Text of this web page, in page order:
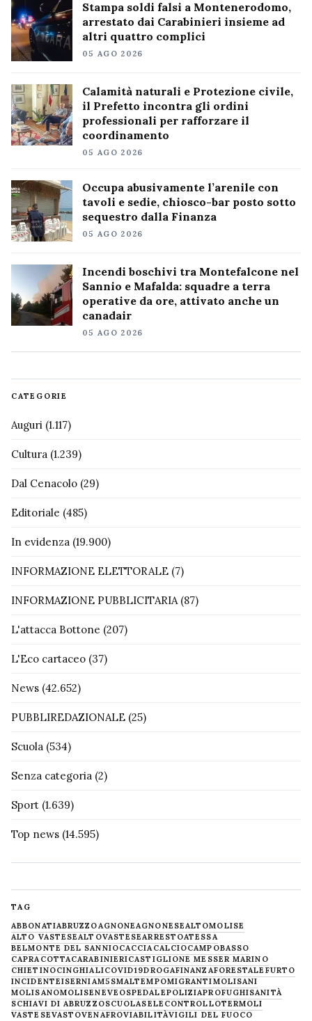
Stampa soldi falsi a Montenerodomo,
arrestato dai Carabinieri insieme ad
altri quattro complici
05 AGO 2026
Calamità naturali e Protezione civile,
il Prefetto incontra gli ordini
professionali per rafforzare il
coordinamento
05 AGO 2026
Occupa abusivamente l’arenile con
tavoli e sedie, chiosco-bar posto sotto
sequestro dalla Finanza
05 AGO 2026
Incendi boschivi tra Montefalcone nel
Sannio e Mafalda: squadre a terra
operative da ore, attivato anche un
canadair
05 AGO 2026
CATEGORIE
Auguri (1.117)
Cultura (1.239)
Dal Cenacolo (29)
Editoriale (485)
In evidenza (19.900)
INFORMAZIONE ELETTORALE (7)
INFORMAZIONE PUBBLICITARIA(87)
L'attacca Bottone (207)
L'Eco cartaceo (37)
News (42.652)
PUBBLIREDAZIONALE (25)
Scuola (534)
Senza categoria (2)
Sport (1.639)
Top news (14.595)
TAG
ABBONATIABRUZZOAGNONEAGNONESEALTOMOLISE
ALTO VASTESEALTOVASTESEARRESTOATESSA
BELMONTE DEL SANNIOCACCIACALCIOCAMPOBASSO
CAPRACOTTACARABINIERICASTIGLIONE MESSER MARINO
CHIETINOCINGHIALICOVID19DROGAFINANZAFORESTALE FURTO
INCIDENTEISERNIAM5SMALTEMPOMIGRANTIMOLISANI
MOLISANOMOLISENEVE OSPEDALEPOLIZIAPROFUGHISANITÀ
SCHIAVI DI ABRUZZOSCUOLASELECONTROLLOTERMOLI
VASTESEVASTOVENAFROVIABILITÀVIGILI DEL FUOCO